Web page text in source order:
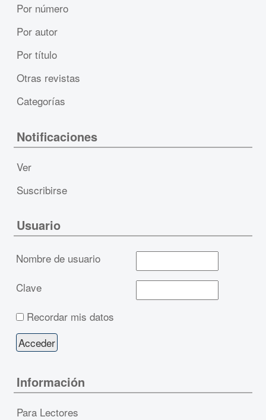
Por número
Por autor
Por título
Otras revistas
Categorías
Notificaciones
Ver
Suscribirse
Usuario
Nombre de usuario
Clave
Recordar mis datos
Información
Para Lectores